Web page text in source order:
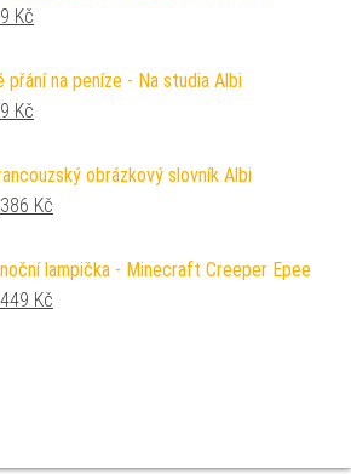
cena byla: 99 Kč.
Kč
přání na peníze - Na studia Albi
cena byla: 49 Kč.
Kč
obrázkový slovník Albi
Původní cena byla: 429 Kč.
386 Kč
lampička - Minecraft Creeper Epee
Původní cena byla: 499 Kč.
449 Kč